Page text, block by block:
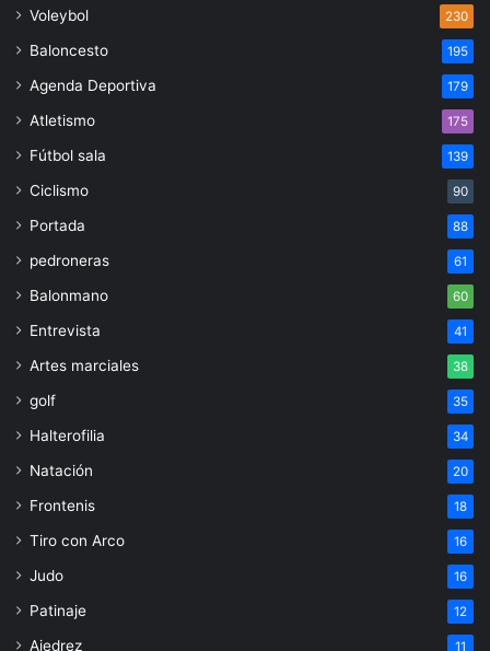
Voleybol 230
Baloncesto 195
Agenda Deportiva 179
Atletismo 175
Fútbol sala 139
Ciclismo 90
Portada 88
pedroneras 61
Balonmano 60
Entrevista 41
Artes marciales 38
golf 35
Halterofilia 34
Natación 20
Frontenis 18
Tiro con Arco 16
Judo 16
Patinaje 12
Ajedrez 11